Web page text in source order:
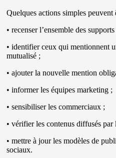
Quelques actions simples
• recenser l’ensemble des
• identifier ceux qui mentionnent
mutualisé ;
• ajouter la nouvelle mention
• informer les équipes marketing ;
• sensibiliser les commerciaux ;
• vérifier les contenus diffusés par
• mettre à jour les modèles de
sociaux.